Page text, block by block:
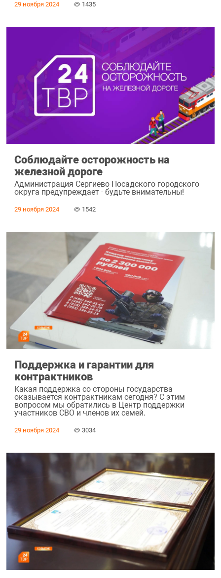
29 ноября 2024 1435
Соблюдайте осторожность на
железной дороге
Администрация Сергиево-Посадского городского
округа предупреждает - будьте внимательны!
29 ноября 2024 1542
Поддержка и гарантии для
контрактников
Какая поддержка со стороны государства
оказывается контрактникам сегодня? С этим
вопросом мы обратились в Центр поддержки
участников СВО и членов их семей.
29 ноября 2024 3034